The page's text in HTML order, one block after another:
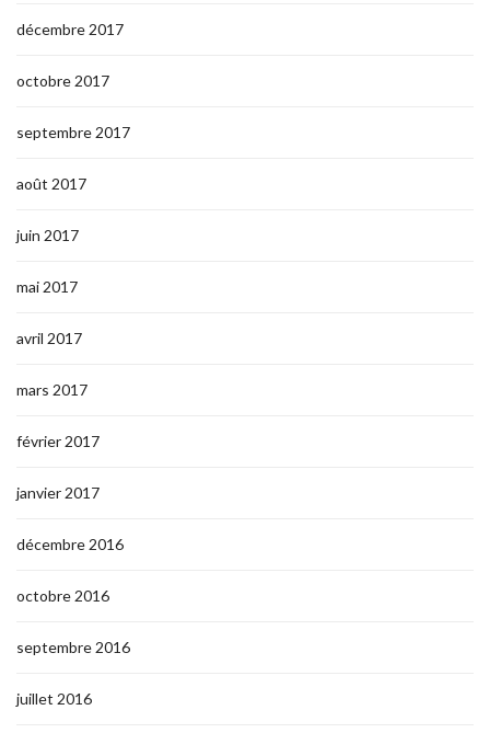
décembre 2017
octobre 2017
septembre 2017
août 2017
juin 2017
mai 2017
avril 2017
mars 2017
février 2017
janvier 2017
décembre 2016
octobre 2016
septembre 2016
juillet 2016